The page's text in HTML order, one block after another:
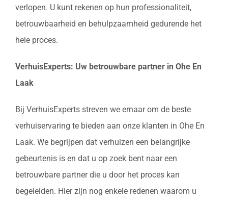
verlopen. U kunt rekenen op hun professionaliteit,
betrouwbaarheid en behulpzaamheid gedurende het
hele proces.
VerhuisExperts: Uw betrouwbare partner in Ohe En
Laak
Bij VerhuisExperts streven we ernaar om de beste
verhuiservaring te bieden aan onze klanten in Ohe En
Laak. We begrijpen dat verhuizen een belangrijke
gebeurtenis is en dat u op zoek bent naar een
betrouwbare partner die u door het proces kan
begeleiden. Hier zijn nog enkele redenen waarom u